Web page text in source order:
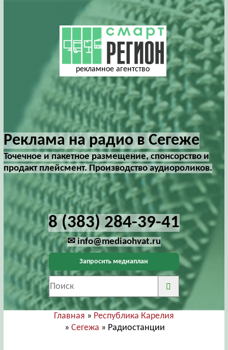
рекламное агентство
Реклама на радио в Сегеже
Точечное и пакетное размещение, спонсорство и
продакт плейсмент. Производство аудиороликов.
8 (383) 284-39-41
✉ info@mediaohvat.ru
Запросить медиаплан
Главная » Республика Карелия
»Сегежа » Радиостанции